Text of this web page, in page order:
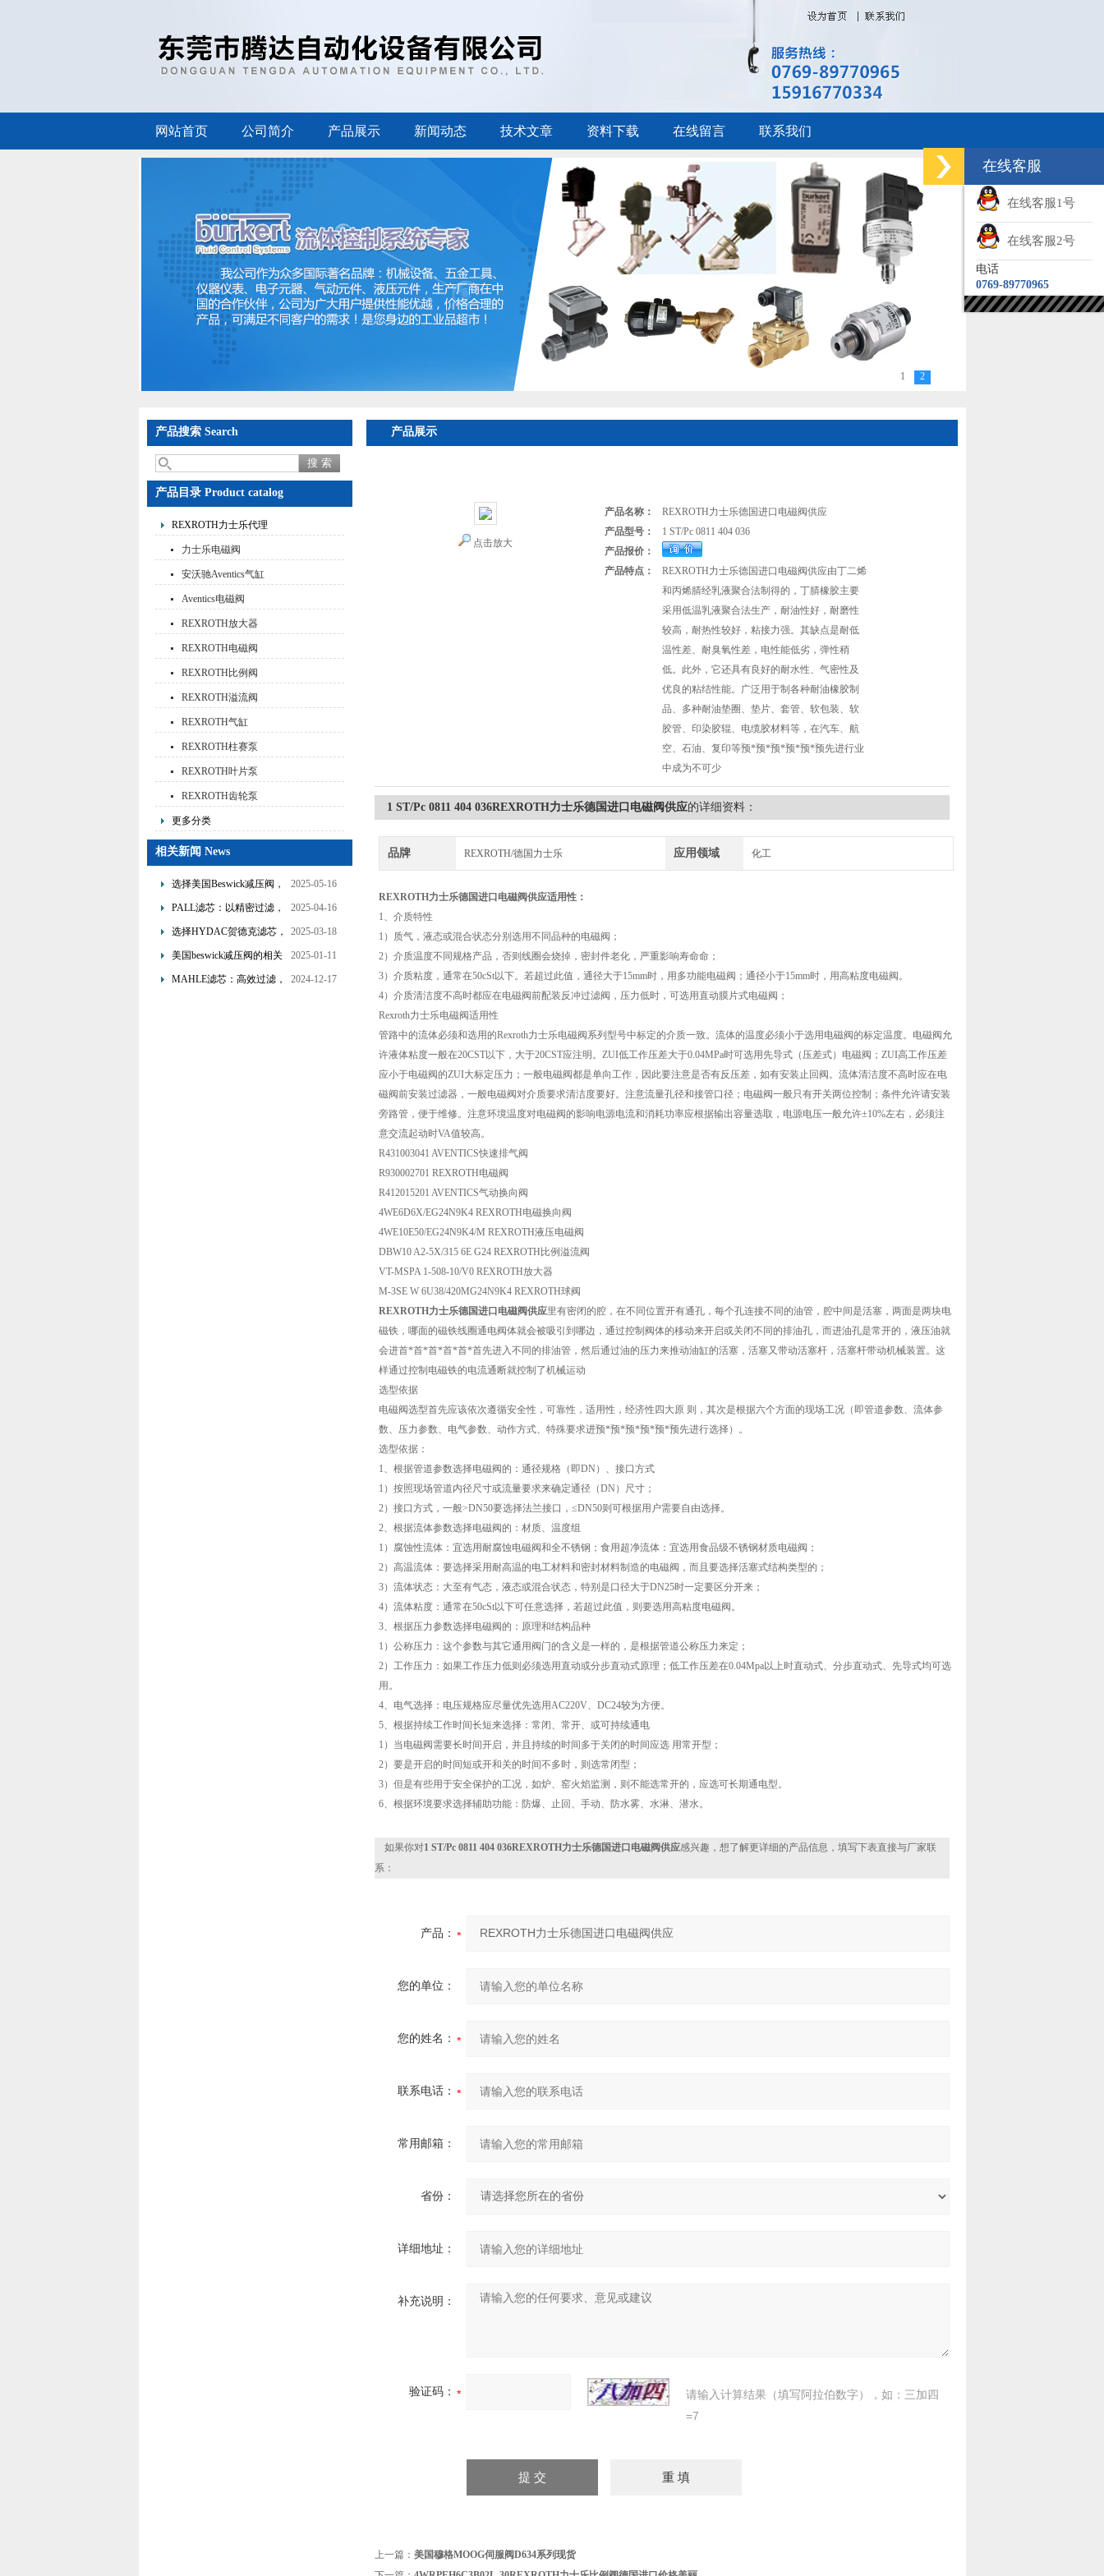
网站首页 公司简介 产品展示 新闻动态 技术文章 资料下载 在线留言 联系我们
1 2
产品搜索 Search
产品目录 Product catalog
REXROTH力士乐代理
力士乐电磁阀
安沃驰Aventics气缸
Aventics电磁阀
REXROTH放大器
REXROTH电磁阀
REXROTH比例阀
REXROTH溢流阀
REXROTH气缸
REXROTH柱赛泵
REXROTH叶片泵
REXROTH齿轮泵
更多分类
相关新闻 News
选择美国Beswick减压阀，
提升流体系统效率
2025-05-16
PALL滤芯：以精密过滤，
为工业流体筑起“隐形安全
2025-04-16
选择HYDAC贺德克滤芯，
享受精准过滤与稳定性能
2025-03-18
美国beswick减压阀的相关
知识
2025-01-11
MAHLE滤芯：高效过滤，
2024-12-17
产品展示
点击放大
产品名称：
REXROTH力士乐德国进口电磁阀供应
产品型号：
1 ST/Pc 0811 404 036
产品报价：
产品特点：
REXROTH力士乐德国进口电磁阀供应由丁二烯
和丙烯腈经乳液聚合法制得的，丁腈橡胶主要
采用低温乳液聚合法生产，耐油性好，耐磨性
较高，耐热性较好，粘接力强。其缺点是耐低
温性差、耐臭氧性差，电性能低劣，弹性稍
低。此外，它还具有良好的耐水性、气密性及
优良的粘结性能。广泛用于制各种耐油橡胶制
品、多种耐油垫圈、垫片、套管、软包装、软
胶管、印染胶辊、电缆胶材料等，在汽车、航
空、石油、复印等预*预*预*预*预*预先进行业
中成为不可少
1 ST/Pc 0811 404 036REXROTH力士乐德国进口电磁阀供应的详细资料：
品牌 REXROTH/德国力士乐 应用领域 化工
REXROTH力士乐德国进口电磁阀供应适用性：
1、介质特性
1）质气，液态或混合状态分别选用不同品种的电磁阀；
2）介质温度不同规格产品，否则线圈会烧掉，密封件老化，严重影响寿命命；
3）介质粘度，通常在50cSt以下。若超过此值，通径大于15mm时，用多功能电磁阀；通径小于15mm时，用高粘度电磁阀。
4）介质清洁度不高时都应在电磁阀前配装反冲过滤阀，压力低时，可选用直动膜片式电磁阀；
Rexroth力士乐电磁阀适用性
管路中的流体必须和选用的Rexroth力士乐电磁阀系列型号中标定的介质一致。流体的温度必须小于选用电磁阀的标定温度。电磁阀允
许液体粘度一般在20CST以下，大于20CST应注明。ZUI低工作压差大于0.04MPa时可选用先导式（压差式）电磁阀；ZUI高工作压差
应小于电磁阀的ZUI大标定压力；一般电磁阀都是单向工作，因此要注意是否有反压差，如有安装止回阀。流体清洁度不高时应在电
磁阀前安装过滤器，一般电磁阀对介质要求清洁度要好。注意流量孔径和接管口径；电磁阀一般只有开关两位控制；条件允许请安装
旁路管，便于维修。注意环境温度对电磁阀的影响电源电流和消耗功率应根据输出容量选取，电源电压一般允许±10%左右，必须注
意交流起动时VA值较高。
R431003041 AVENTICS快速排气阀
R930002701 REXROTH电磁阀
R412015201 AVENTICS气动换向阀
4WE6D6X/EG24N9K4 REXROTH电磁换向阀
4WE10E50/EG24N9K4/M REXROTH液压电磁阀
DBW10 A2-5X/315 6E G24 REXROTH比例溢流阀
VT-MSPA 1-508-10/V0 REXROTH放大器
M-3SE W 6U38/420MG24N9K4 REXROTH球阀
REXROTH力士乐德国进口电磁阀供应里有密闭的腔，在不同位置开有通孔，每个孔连接不同的油管，腔中间是活塞，两面是两块电
磁铁，哪面的磁铁线圈通电阀体就会被吸引到哪边，通过控制阀体的移动来开启或关闭不同的排油孔，而进油孔是常开的，液压油就
会进首*首*首*首*首*首先进入不同的排油管，然后通过油的压力来推动油缸的活塞，活塞又带动活塞杆，活塞杆带动机械装置。这
样通过控制电磁铁的电流通断就控制了机械运动
选型依据
电磁阀选型首先应该依次遵循安全性，可靠性，适用性，经济性四大原 则，其次是根据六个方面的现场工况（即管道参数、流体参
数、压力参数、电气参数、动作方式、特殊要求进预*预*预*预*预*预先进行选择）。
选型依据：
1、根据管道参数选择电磁阀的：通径规格（即DN）、接口方式
1）按照现场管道内径尺寸或流量要求来确定通径（DN）尺寸；
2）接口方式，一般>DN50要选择法兰接口，≤DN50则可根据用户需要自由选择。
2、根据流体参数选择电磁阀的：材质、温度组
1）腐蚀性流体：宜选用耐腐蚀电磁阀和全不锈钢；食用超净流体：宜选用食品级不锈钢材质电磁阀；
2）高温流体：要选择采用耐高温的电工材料和密封材料制造的电磁阀，而且要选择活塞式结构类型的；
3）流体状态：大至有气态，液态或混合状态，特别是口径大于DN25时一定要区分开来；
4）流体粘度：通常在50cSt以下可任意选择，若超过此值，则要选用高粘度电磁阀。
3、根据压力参数选择电磁阀的：原理和结构品种
1）公称压力：这个参数与其它通用阀门的含义是一样的，是根据管道公称压力来定；
2）工作压力：如果工作压力低则必须选用直动或分步直动式原理；低工作压差在0.04Mpa以上时直动式、分步直动式、先导式均可选
用。
4、电气选择：电压规格应尽量优先选用AC220V、DC24较为方便。
5、根据持续工作时间长短来选择：常闭、常开、或可持续通电
1）当电磁阀需要长时间开启，并且持续的时间多于关闭的时间应选 用常开型；
2）要是开启的时间短或开和关的时间不多时，则选常闭型；
3）但是有些用于安全保护的工况，如炉、窑火焰监测，则不能选常开的，应选可长期通电型。
6、根据环境要求选择辅助功能：防爆、止回、手动、防水雾、水淋、潜水。
如果你对1 ST/Pc 0811 404 036REXROTH力士乐德国进口电磁阀供应感兴趣，想了解更详细的产品信息，填写下表直接与厂家联
系：
产品：
您的单位：
您的姓名：
联系电话：
常用邮箱：
省份：
详细地址：
补充说明：
验证码：
请输入计算结果（填写阿拉伯数字），如：三加四
=7
上一篇： 美国穆格MOOG伺服阀D634系列现货
在线客服
在线客服1号
在线客服2号
电话
0769-89770965